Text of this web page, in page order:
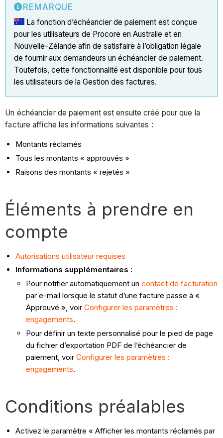
REMARQUE
La fonction d’échéancier de paiement est conçue
pour les utilisateurs de Procore en Australie et en
Nouvelle-Zélande afin de satisfaire à l’obligation légale
de fournir aux demandeurs un échéancier de paiement.
Toutefois, cette fonctionnalité est disponible pour tous
les utilisateurs de la Gestion des factures.
Un échéancier de paiement est ensuite créé pour que la
facture affiche les informations suivantes :
Montants réclamés
Tous les montants « approuvés »
Raisons des montants « rejetés »
Éléments à prendre en
compte
Autorisations utilisateur requises
Informations supplémentaires :
Pour notifier automatiquement uncontact de facturation
par e-mail lorsque le statut d’une facture passe à «
Approuvé », voirConfigurer les paramètres :
engagements.
Pour définir un texte personnalisé pour le pied de page
du fichier d’exportation PDF de l’échéancier de
paiement, voirConfigurer les paramètres :
engagements.
Conditions préalables
Activez le paramètre « Afficher les montants réclamés par